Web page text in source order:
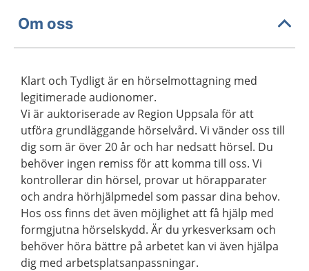
Om oss
Klart och Tydligt är en hörselmottagning med
legitimerade audionomer.
Vi är auktoriserade av Region Uppsala för att
utföra grundläggande hörselvård. Vi vänder oss till
dig som är över 20 år och har nedsatt hörsel. Du
behöver ingen remiss för att komma till oss. Vi
kontrollerar din hörsel, provar ut hörapparater
och andra hörhjälpmedel som passar dina behov.
Hos oss finns det även möjlighet att få hjälp med
formgjutna hörselskydd. Är du yrkesverksam och
behöver höra bättre på arbetet kan vi även hjälpa
dig med arbetsplatsanpassningar.